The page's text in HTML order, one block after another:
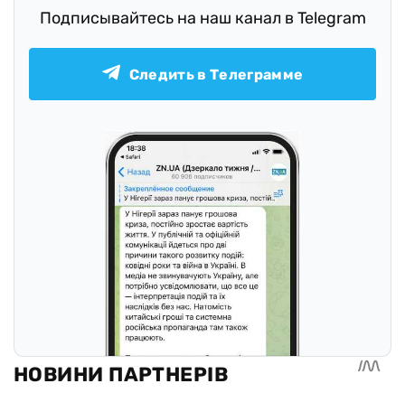
Подписывайтесь на наш канал в Telegram
Следить в Телеграмме